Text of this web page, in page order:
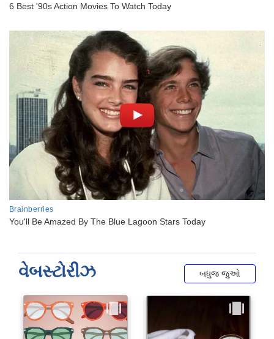
વેબસ્ટોરીઝ બધુજ જુઓ